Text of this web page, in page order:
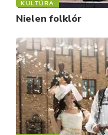
KULTÚRA
Nielen folklór